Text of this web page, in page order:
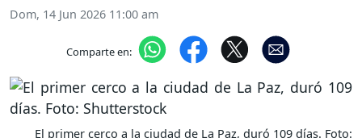
Dom, 14 Jun 2026 11:00 am
Comparte en:
El primer cerco a la ciudad de La Paz, duró 109 días. Foto: